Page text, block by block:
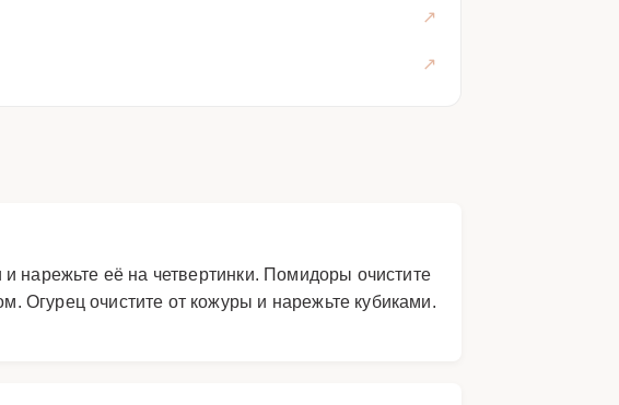
нарежьте её на четвертинки. Помидоры очистите
Огурец очистите от кожуры и нарежьте кубиками.